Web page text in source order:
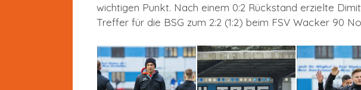
wichtigen Punkt. Nach einem 0:2 Rückstand erzielte
Treffer für die BSG zum 2:2 (1:2) beim FSV Wacker 90